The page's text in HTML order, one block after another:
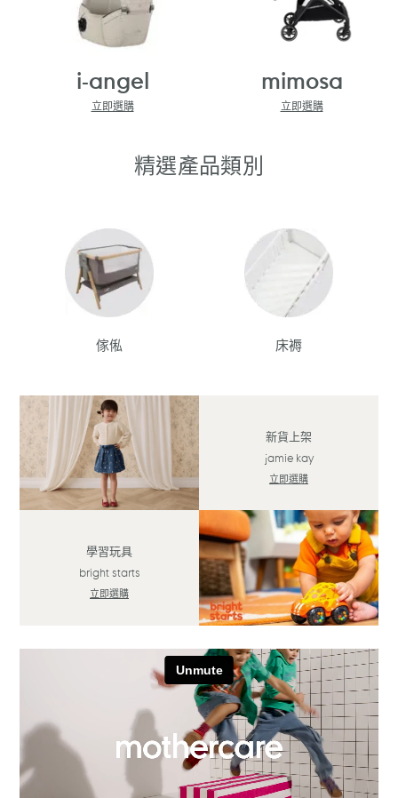
i-angel
立即選購
mimosa
立即選購
精選產品類別
傢俬 床褥
新貨上架
jamie kay
立即選購
學習玩具
bright starts
立即選購